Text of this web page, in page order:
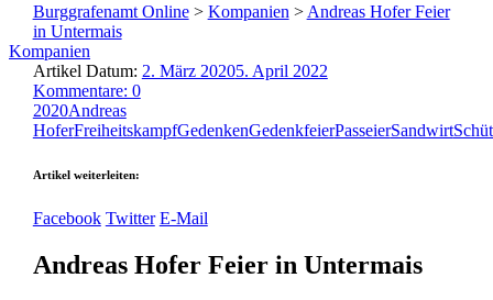
Burggrafenamt Online> Kompanien > Andreas Hofer Feier
in Untermais
Kompanien
Artikel Datum: 2. März 20205. April 2022
Kommentare: 0
2020Andreas
HoferFreiheitskampfGedenkenGedenkfeierPasseierSandwirt
Artikel weiterleiten:
Facebook Twitter E-Mail
Andreas Hofer Feier in Untermais